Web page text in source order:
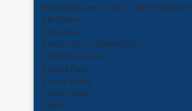
Giornalistica reg. n. 7/07, Trib di Foggia in
Chi Siamo
Redazione
Codice Etico e Deontologico
Collabora con noi
Scarica l’app
Privacy Policy
Cookie Policy
GDPR